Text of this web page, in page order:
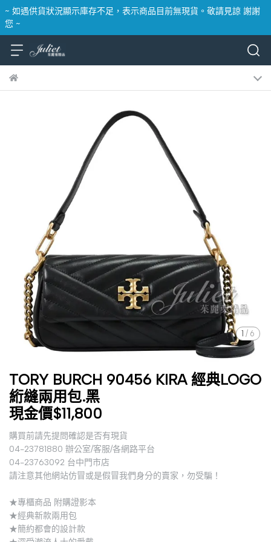
~ 如遇供貨狀況顯示庫存不足，表示商品目前無現貨。敬請見諒 謝謝
您 ~
1 / 6
TORY BURCH 90456 KIRA 經典LOGO
絎縫兩用包.黑
現金價$11,800
購買前請先提問確認是否有現貨
04-23781880 辦公室/客服/各網路平台
04-23763092 台中門市店
請注意其他網站仿冒或是假冒我們身分的賣家，勿受騙！
★專櫃商品 附購證影本
★經典新款兩用包
★簡約都會的設計款